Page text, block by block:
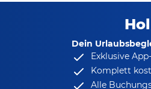
Dein
Exklusive
Komplett
Alle